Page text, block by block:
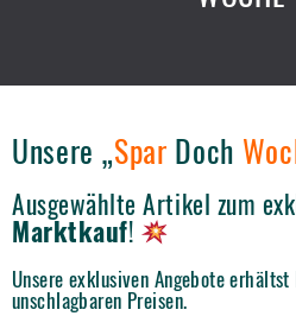
Unsere „Spar Doch
Ausgewählte Artikel zum
Marktkauf!
Unsere exklusiven Angebote
unschlagbaren Preisen.